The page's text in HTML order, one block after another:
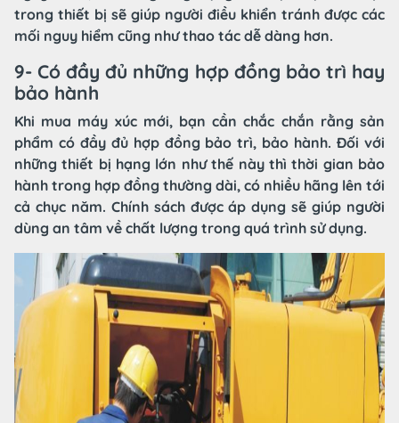
trong thiết bị sẽ giúp người điều khiển tránh được các
mối nguy hiểm cũng như thao tác dễ dàng hơn.
9- Có đầy đủ những hợp đồng bảo trì hay
bảo hành
Khi mua máy xúc mới, bạn cần chắc chắn rằng sản
phẩm có đầy đủ hợp đồng bảo trì, bảo hành. Đối với
những thiết bị hạng lớn như thế này thì thời gian bảo
hành trong hợp đồng thường dài, có nhiều hãng lên tới
cả chục năm. Chính sách được áp dụng sẽ giúp người
dùng an tâm về chất lượng trong quá trình sử dụng.